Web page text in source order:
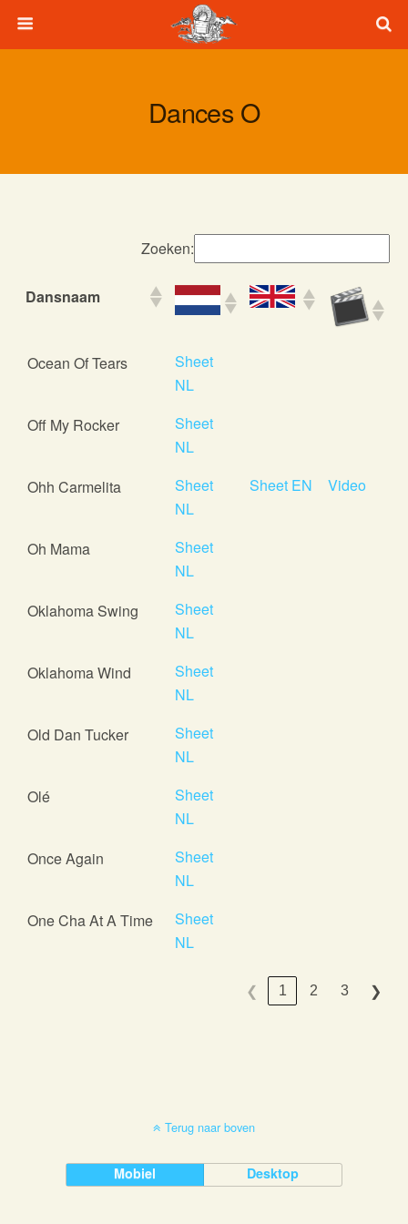
Dances O
Zoeken:
Dansnaam
Dansnaam
Ocean Of Tears
Sheet
NL
Off My Rocker
Sheet
NL
Ohh Carmelita
Sheet
NL
Sheet EN Video
Oh Mama
Sheet
NL
Oklahoma Swing
Sheet
NL
Oklahoma Wind
Sheet
NL
Old Dan Tucker
Sheet
NL
Olé
Sheet
NL
Once Again
Sheet
NL
One Cha At A Time
Sheet
NL
❮ 1 2 3 ❯
Terug naar boven
Mobiel Desktop